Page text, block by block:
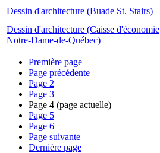
Dessin d'architecture (Buade St. Stairs)
Dessin d'architecture (Caisse d'économie
Notre-Dame-de-Québec)
Première page
Page précédente
Page 2
Page 3
Page 4 (page actuelle)
Page 5
Page 6
Page suivante
Dernière page